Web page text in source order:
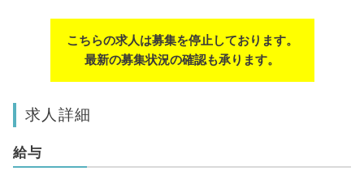
こちらの求人は募集を停止しております。
最新の募集状況の確認も承ります。
求人詳細
給与